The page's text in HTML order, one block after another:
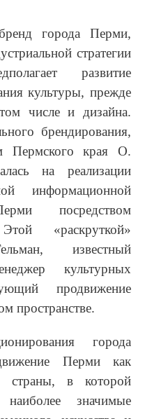
города Перми,
стратегии
развитие
культуры, прежде
числе и дизайна.
брендирования,
Пермского края О.
на реализации
информационной
посредством
«раскруткой»
известный
культурных
продвижение
пространстве.
города
Перми как
страны, в которой
наиболее значимые